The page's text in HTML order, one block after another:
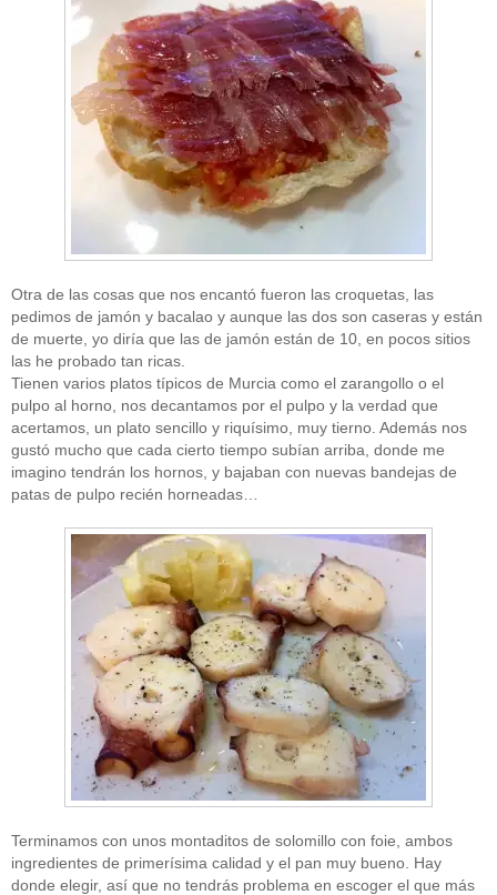
Otra de las cosas que nos encantó fueron las croquetas, las
pedimos de jamón y bacalao y aunque las dos son caseras y están
de muerte, yo diría que las de jamón están de 10, en pocos sitios
las he probado tan ricas.
Tienen varios platos típicos de Murcia como el zarangollo o el
pulpo al horno, nos decantamos por el pulpo y la verdad que
acertamos, un plato sencillo y riquísimo, muy tierno. Además nos
gustó mucho que cada cierto tiempo subían arriba, donde me
imagino tendrán los hornos, y bajaban con nuevas bandejas de
patas de pulpo recién horneadas…
Terminamos con unos montaditos de solomillo con foie, ambos
ingredientes de primerísima calidad y el pan muy bueno. Hay
donde elegir, así que no tendrás problema en escoger el que más